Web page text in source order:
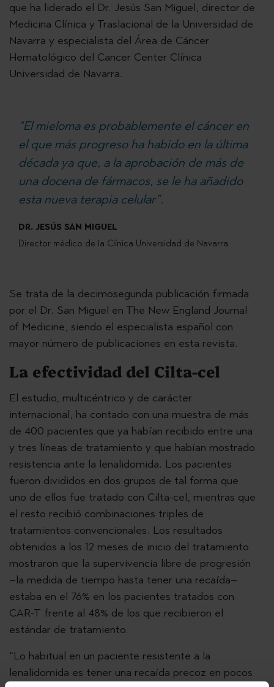
que ha liderado el Dr. Jesús San Miguel, director de
Medicina Clínica y Traslacional de la Universidad de
Navarra y especialista del Área de Cáncer
Hematológico del Cancer Center Clínica
Universidad de Navarra.
“El mieloma es probablemente el cáncer en
el que más progreso ha habido en la última
década ya que, a la aprobación de más de
una docena de fármacos, se le ha añadido
esta nueva terapia celular”.
DR. JESÚS SAN MIGUEL
Director médico de la Clínica Universidad de Navarra
Se trata de la decimosegunda publicación firmada
por el Dr. San Miguel en The New England Journal
of Medicine, siendo el especialista español con
mayor número de publicaciones en esta revista.
La efectividad del Cilta-cel
El estudio, multicéntrico y de carácter
internacional, ha contado con una muestra de más
de 400 pacientes que ya habían recibido entre una
y tres líneas de tratamiento y que habían mostrado
resistencia ante la lenalidomida. Los pacientes
fueron divididos en dos grupos de tal forma que
uno de ellos fue tratado con Cilta-cel, mientras que
el resto recibió combinaciones triples de
tratamientos convencionales. Los resultados
obtenidos a los 12 meses de inicio del tratamiento
mostraron que la supervivencia libre de progresión
–la medida de tiempo hasta tener una recaída–
estaba en el 76% en los pacientes tratados con
CAR-T frente al 48% de los que recibieron el
estándar de tratamiento.
“Lo habitual en un paciente resistente a la
lenalidomida es tener una recaída precoz en pocos